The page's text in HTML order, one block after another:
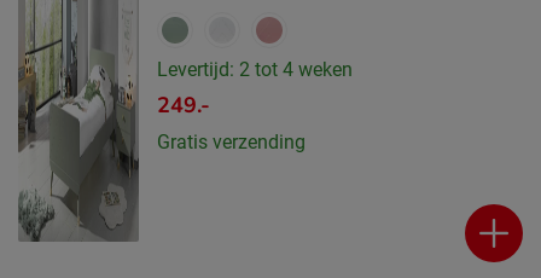
Levertijd: 2 tot 4 weken
249.-
Gratis verzending